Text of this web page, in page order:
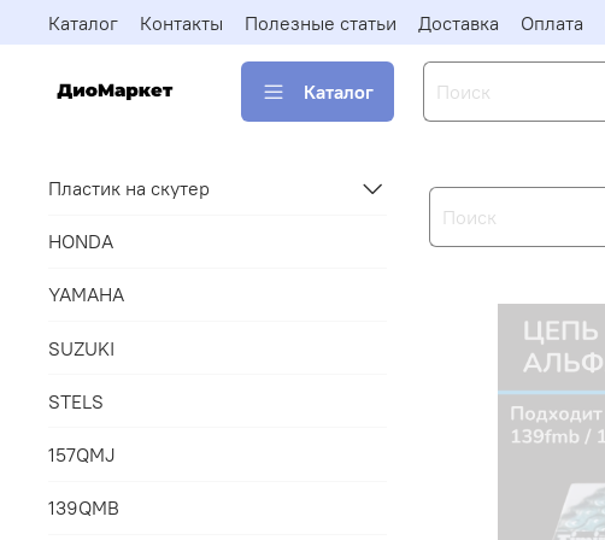
Каталог Контакты Полезные статьи Доставка Оплата
Каталог
Пластик на скутер
HONDA
YAMAHA
SUZUKI
STELS
157QMJ
139QMB